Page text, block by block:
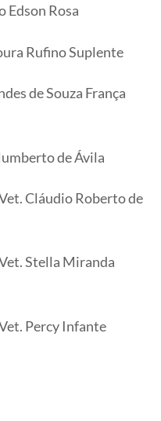
Edson Rosa
Rufino Suplente
de Souza França
de Ávila
Cláudio Roberto de
Stella Miranda
Percy Infante